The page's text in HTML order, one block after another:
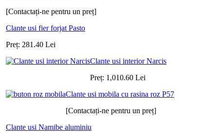
[Contactați-ne pentru un preț]
Clante usi fier forjat Pasto
Preț: 281.40 Lei
Clante usi interior Narcis
Preț: 1,010.60 Lei
Clante usi mobila cu rasina roz P57
[Contactați-ne pentru un preț]
Clante usi Namibe aluminiu